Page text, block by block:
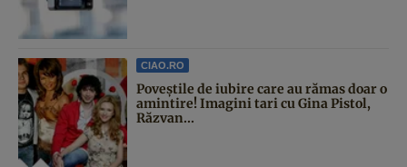
CIAO.RO
Poveştile de iubire care au rămas doar o
amintire! Imagini tari cu Gina Pistol,
Răzvan...